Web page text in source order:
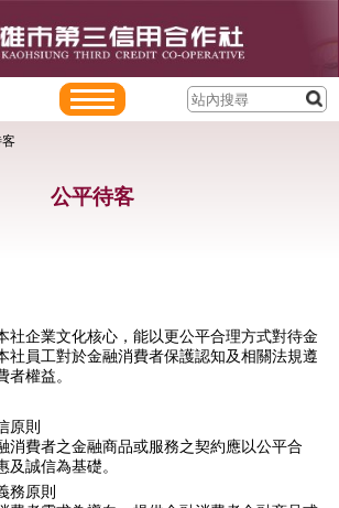
公平待客
社企業文化核心，能以更公平合理方式對待金
社員工對於金融消費者保護認知及相關法規遵
者權益。
原則
消費者之金融商品或服務之契約應以公平合
及誠信為基礎。
務原則